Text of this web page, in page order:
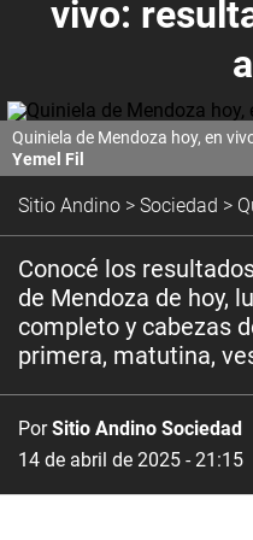
vivo:
Quiniela de Mendoza hoy, en
Yemel Fil
Sitio Andino > Sociedad >
Conocé los
de Mendoza de hoy,
completo y cabezas
primera, matutina,
PorSitio Andino Sociedad
14 de abril de 2025 - 21:15